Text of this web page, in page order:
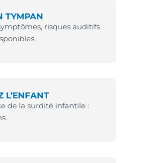
TYMPAN
risques auditifs
L’ENFANT
de la surdité infantile :